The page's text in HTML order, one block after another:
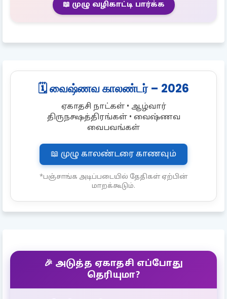
📖 முழு வழிகாட்டி பார்க்க
🗓️ வைஷ்ணவ காலண்டர் – 2026
ஏகாதசி நாட்கள் • ஆழ்வார்
திருநக்ஷத்திரங்கள் • வைஷ்ணவ
வைபவங்கள்
📖 முழு காலண்டரை காணவும்
*பஞ்சாங்க அடிப்படையில் தேதிகள் ஏற்பின்
மாறக்கூடும்.
🎉 அடுத்த ஏகாதசி எப்போது
தெரியுமா?